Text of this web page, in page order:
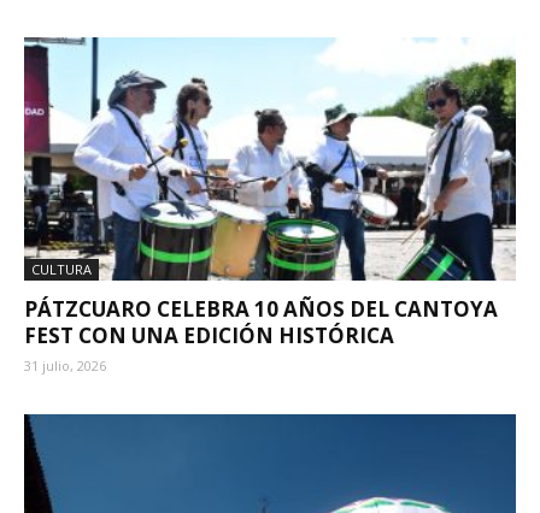
CULTURA
PÁTZCUARO CELEBRA 10 AÑOS DEL CANTOYA
FEST CON UNA EDICIÓN HISTÓRICA
31 julio, 2026